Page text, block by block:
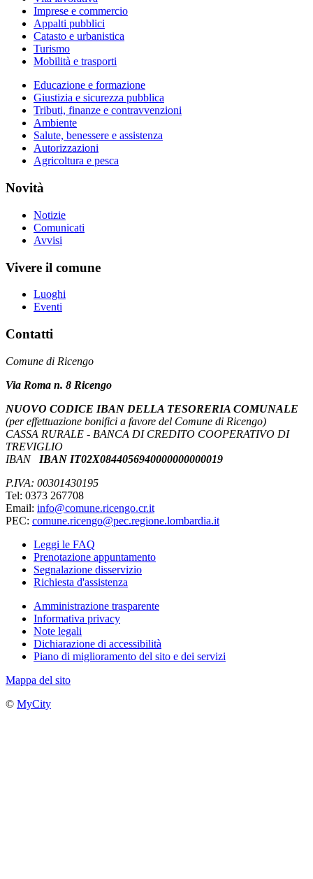
Imprese e commercio
Appalti pubblici
Catasto e urbanistica
Turismo
Mobilità e trasporti
Educazione e formazione
Giustizia e sicurezza pubblica
Tributi, finanze e contravvenzioni
Ambiente
Salute, benessere e assistenza
Autorizzazioni
Agricoltura e pesca
Novità
Notizie
Comunicati
Avvisi
Vivere il comune
Luoghi
Eventi
Contatti
Comune di Ricengo
Via Roma n. 8 Ricengo
NUOVO CODICE IBAN DELLA TESORERIA COMUNALE
(per effettuazione bonifici a favore del Comune di Ricengo)
CASSA RURALE - BANCA DI CREDITO COOPERATIVO DI
TREVIGLIO
IBAN
IBAN IT02X0844056940000000000019
P.IVA: 00301430195
Tel: 0373 267708
Email: info@comune.ricengo.cr.it
PEC: comune.ricengo@pec.regione.lombardia.it
Leggi le FAQ
Prenotazione appuntamento
Segnalazione disservizio
Richiesta d'assistenza
Amministrazione trasparente
Informativa privacy
Note legali
Dichiarazione di accessibilità
Piano di miglioramento del sito e dei servizi
Mappa del sito
© MyCity